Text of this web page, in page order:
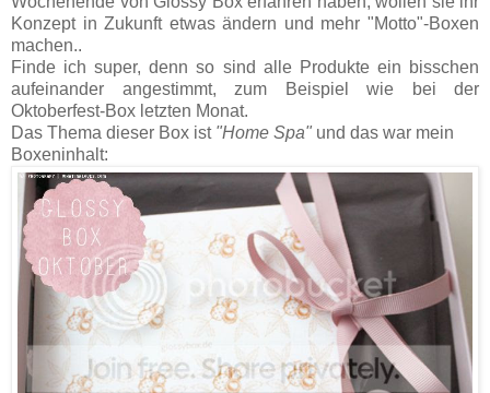
Konzept in Zukunft etwas ändern und mehr "Motto"-Boxen
machen..
Finde ich super, denn so sind alle Produkte ein bisschen
aufeinander angestimmt, zum Beispiel wie bei der
Oktoberfest-Box letzten Monat.
Das Thema dieser Box ist "Home Spa" und das war mein
Boxeninhalt: